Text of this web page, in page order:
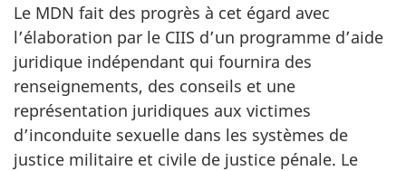
Le MDN fait des progrès à cet égard avec
l’élaboration par le CIIS d’un programme d’aide
juridique indépendant qui fournira des
renseignements, des conseils et une
représentation juridiques aux victimes
d’inconduite sexuelle dans les systèmes de
justice militaire et civile de justice pénale. Le